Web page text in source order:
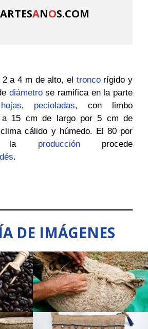
ANOS.COM
2 a 4 m de alto, el troncorígido y
diámetrose ramifica en la parte
hojas, pecioladas, con limbo
a 15 cm de largo por 5 cm de
cálido y húmedo. El 80 por
la producciónprocede
.
DE IMÁGENES